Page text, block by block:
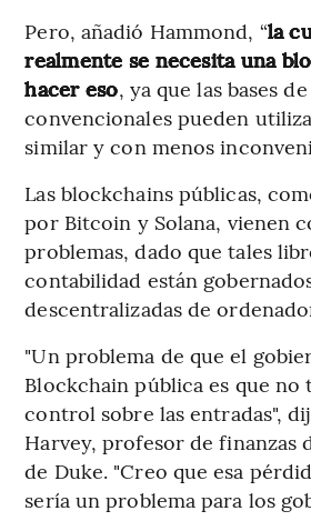
Pero, añadió Hammond, “la
realmente se necesita una
hacer eso, ya que las bases
convencionales pueden
similar y con menos
Las blockchains públicas,
por Bitcoin y Solana, vienen
problemas, dado que tales
contabilidad están
descentralizadas de
"Un problema de que el
Blockchain pública es que
control sobre las entradas",
Harvey, profesor de finanzas
de Duke. "Creo que esa
sería un problema para los